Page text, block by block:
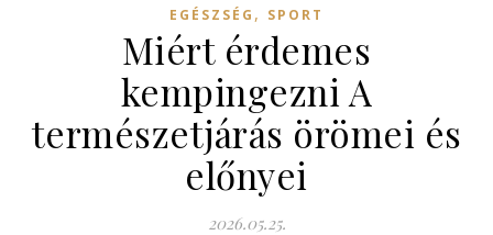
EGÉSZSÉG , SPORT
Miért érdemes
kempingezni A
természetjárás örömei és
előnyei
2026.05.25.